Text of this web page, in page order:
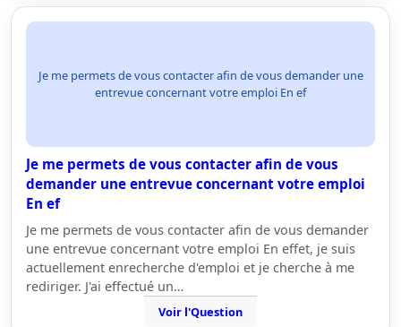
Je me permets de vous contacter afin de vous demander une
entrevue concernant votre emploi En ef
Je me permets de vous contacter afin de vous
demander une entrevue concernant votre emploi
En ef
Je me permets de vous contacter afin de vous demander
une entrevue concernant votre emploi En effet, je suis
actuellement enrecherche d'emploi et je cherche à me
rediriger. J'ai effectué un…
Voir l'Question